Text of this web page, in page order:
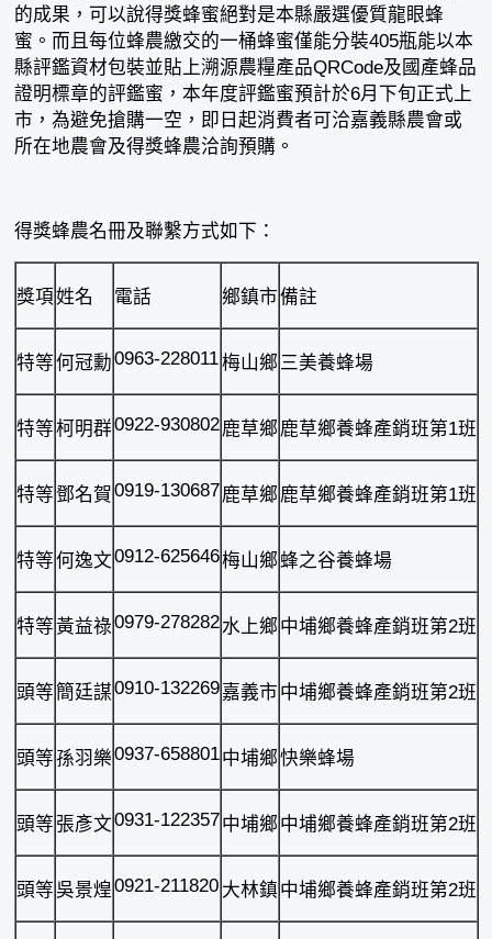
的成果，可以說得獎蜂蜜絕對是本縣嚴選優質龍眼蜂
蜜。而且每位蜂農繳交的一桶蜂蜜僅能分裝405瓶能以本
縣評鑑資材包裝並貼上溯源農糧產品QRCode及國產蜂品
證明標章的評鑑蜜，本年度評鑑蜜預計於6月下旬正式上
市，為避免搶購一空，即日起消費者可洽嘉義縣農會或
所在地農會及得獎蜂農洽詢預購。
得獎蜂農名冊及聯繫方式如下：
獎項姓名 電話 鄉鎮市備註
特等何冠勳0963-228011梅山鄉 三美養蜂場
特等柯明群0922-930802鹿草鄉 鹿草鄉養蜂產銷班第1班
特等 鄧名賀0919-130687鹿草鄉 鹿草鄉養蜂產銷班第1班
特等何逸文0912-625646梅山鄉蜂之谷養蜂場
特等黃益祿0979-278282水上鄉 中埔鄉養蜂產銷班第2班
頭等簡廷謀0910-132269嘉義市 中埔鄉養蜂產銷班第2班
頭等孫羽樂0937-658801中埔鄉快樂蜂場
頭等 張彥文0931-122357中埔鄉 中埔鄉養蜂產銷班第2班
頭等 吳景煌0921-211820 大林鎮中埔鄉養蜂產銷班第2班